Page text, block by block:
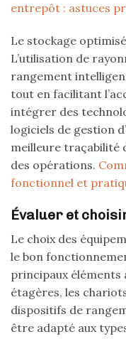
entrepôt : astuces
Le stockage
L’utilisation de
rangement
tout en facilitant
intégrer des
logiciels de gestion
meilleure traçabilité
des opérations.
fonctionnel et
Évaluer et
Le choix des
le bon
principaux
étagères, les
dispositifs de
être adapté aux